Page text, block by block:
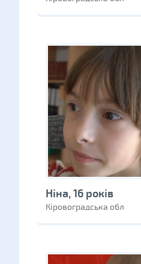
Ніна, 16 років
Кіровоградська обл